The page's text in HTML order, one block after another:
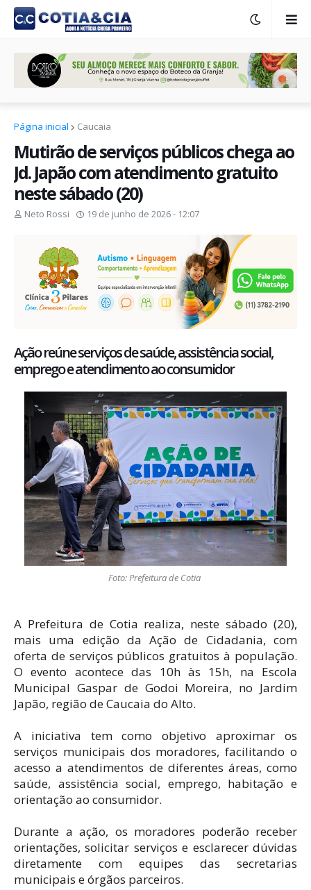
Página inicial Caucaia
Mutirão de serviços públicos chega ao
Jd. Japão com atendimento gratuito
neste sábado (20)
Neto Rossi 19 de junho de 2026 - 12:07
Ação reúne serviços de saúde, assistência social,
emprego e atendimento ao consumidor
Foto: Prefeitura de Cotia
A Prefeitura de Cotia realiza, neste sábado (20),
mais uma edição da Ação de Cidadania, com
oferta de serviços públicos gratuitos à população.
O evento acontece das 10h às 15h, na Escola
Municipal Gaspar de Godoi Moreira, no Jardim
Japão, região de Caucaia do Alto.
A iniciativa tem como objetivo aproximar os
serviços municipais dos moradores, facilitando o
acesso a atendimentos de diferentes áreas, como
saúde, assistência social, emprego, habitação e
orientação ao consumidor.
Durante a ação, os moradores poderão receber
orientações, solicitar serviços e esclarecer dúvidas
diretamente com equipes das secretarias
municipais e órgãos parceiros.